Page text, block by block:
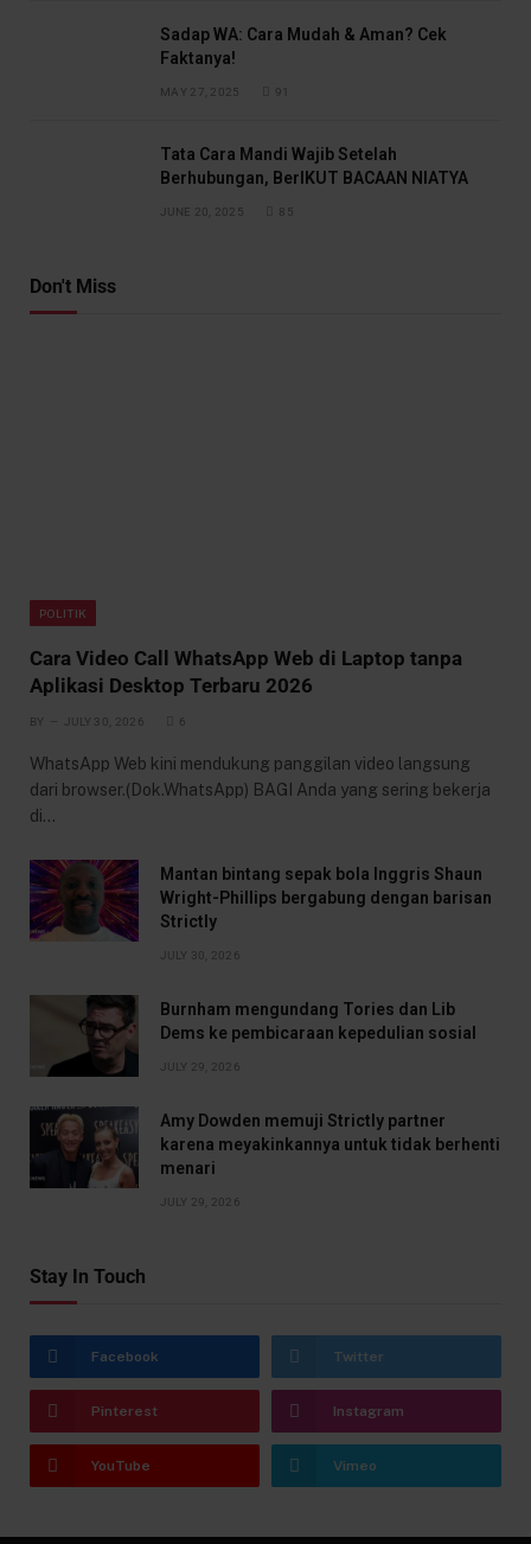
Sadap WA: Cara Mudah & Aman? Cek
Faktanya!
MAY 27, 2025 91
Tata Cara Mandi Wajib Setelah
Berhubungan, BerIKUT BACAAN NIATYA
JUNE 20, 2025 85
Don't Miss
POLITIK
Cara Video Call WhatsApp Web di Laptop tanpa
Aplikasi Desktop Terbaru 2026
BY JULY 30, 2026 6
WhatsApp Web kini mendukung panggilan video langsung
dari browser.(Dok.WhatsApp) BAGI Anda yang sering bekerja
di…
Mantan bintang sepak bola Inggris Shaun
Wright-Phillips bergabung dengan barisan
Strictly
JULY 30, 2026
Burnham mengundang Tories dan Lib
Dems ke pembicaraan kepedulian sosial
JULY 29, 2026
Amy Dowden memuji Strictly partner
karena meyakinkannya untuk tidak berhenti
menari
JULY 29, 2026
Stay In Touch
Facebook Twitter
Pinterest Instagram
YouTube Vimeo